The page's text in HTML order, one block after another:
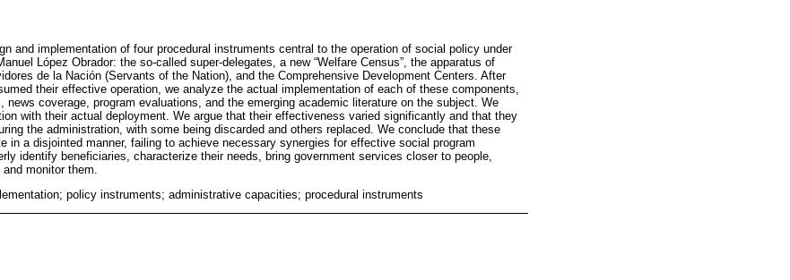
and implementation of four procedural instruments central to the operation of social policy under
López Obrador: the so-called super-delegates, a new “Welfare Census”, the apparatus of
de la Nación (Servants of the Nation), and the Comprehensive Development Centers. After
their effective operation, we analyze the actual implementation of each of these components,
news coverage, program evaluations, and the emerging academic literature on the subject. We
with their actual deployment. We argue that their effectiveness varied significantly and that they
the administration, with some being discarded and others replaced. We conclude that these
in a disjointed manner, failing to achieve necessary synergies for effective social program
identify beneficiaries, characterize their needs, bring government services closer to people,
monitor them.
policy instruments; administrative capacities; procedural instruments